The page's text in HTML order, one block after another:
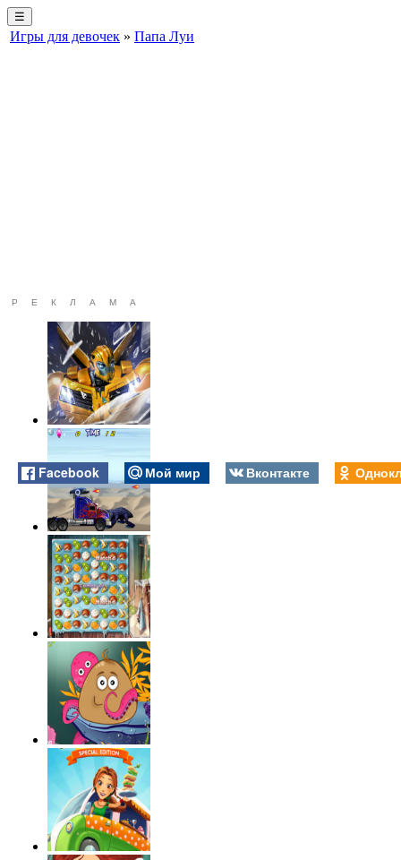
☰
Игры для девочек » Папа Луи
РЕКЛАМА
Facebook Мой мир Вконтакте